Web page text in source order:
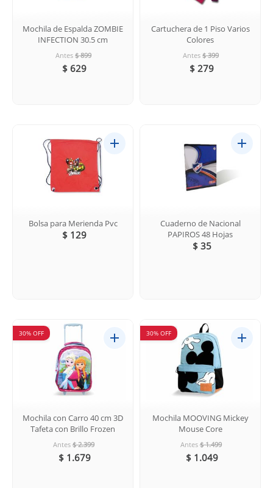
Mochila de Espalda ZOMBIE
INFECTION 30.5 cm
Antes $ 899
$ 629
Cartuchera de 1 Piso Varios
Colores
Antes $ 399
$ 279
Bolsa para Merienda Pvc
$ 129
Cuaderno de Nacional
PAPIROS 48 Hojas
$ 35
30% OFF
Mochila con Carro 40 cm 3D
Tafeta con Brillo Frozen
Antes $ 2.399
$ 1.679
30% OFF
Mochila MOOVING Mickey
Mouse Core
Antes $ 1.499
$ 1.049